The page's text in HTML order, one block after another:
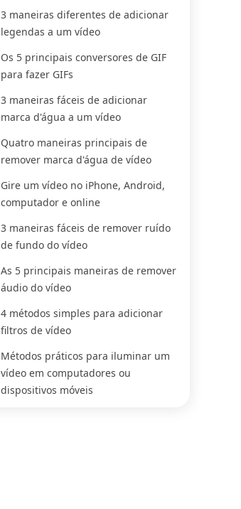
3 maneiras diferentes de adicionar
legendas a um vídeo
Os 5 principais conversores de GIF
para fazer GIFs
3 maneiras fáceis de adicionar
marca d'água a um vídeo
Quatro maneiras principais de
remover marca d'água de vídeo
Gire um vídeo no iPhone, Android,
computador e online
3 maneiras fáceis de remover ruído
de fundo do vídeo
As 5 principais maneiras de remover
áudio do vídeo
4 métodos simples para adicionar
filtros de vídeo
Métodos práticos para iluminar um
vídeo em computadores ou
dispositivos móveis